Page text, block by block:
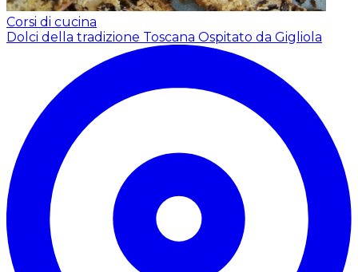
Corsi di cucina
Dolci della tradizione Toscana Ospitato da Gigliola